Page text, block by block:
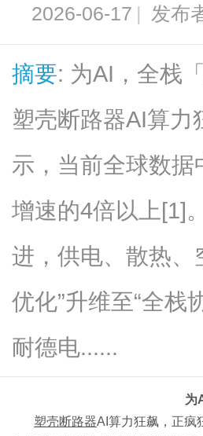
2026-06-17 | 发布
摘要: 为AI，全栈
塑壳断路器AI算
示，当前全球数
增速的4倍以上[1]
进，供电、散热、
优化”升维至“全栈
耐德电......
为
塑壳断路器AI算力狂飙，正